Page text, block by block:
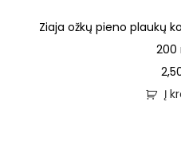
Ziaja ožkų pieno plaukų
200
Į